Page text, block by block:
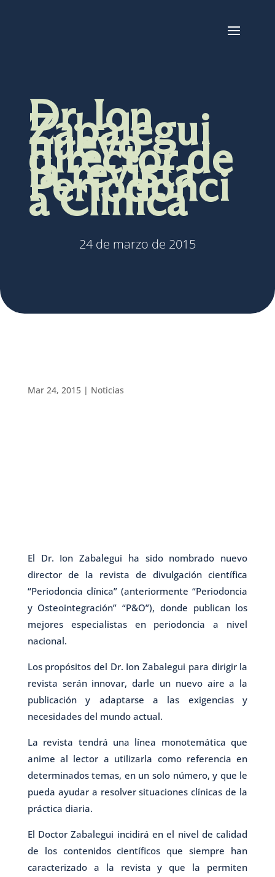
Dr. Ion
Zabalegui
nuevo
director de
la revista
Periodonci
a Clínica
24 de marzo de 2015
Mar 24, 2015| Noticias
El Dr. Ion Zabalegui ha sido nombrado nuevo
director de la revista de divulgación científica
“Periodoncia clínica” (anteriormente “Periodoncia
y Osteointegración” “P&O”), donde publican los
mejores especialistas en periodoncia a nivel
nacional.
Los propósitos del Dr. Ion Zabalegui para dirigir la
revista serán innovar, darle un nuevo aire a la
publicación y adaptarse a las exigencias y
necesidades del mundo actual.
La revista tendrá una línea monotemática que
anime al lector a utilizarla como referencia en
determinados temas, en un solo número, y que le
pueda ayudar a resolver situaciones clínicas de la
práctica diaria.
El Doctor Zabalegui incidirá en el nivel de calidad
de los contenidos científicos que siempre han
caracterizado a la revista y que la permiten